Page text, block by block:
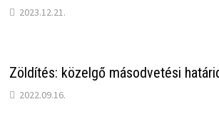
2023.12.21.
Zöldítés: közelgő másodvetési
2022.09.16.